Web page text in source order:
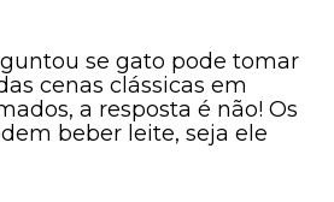
se gato pode tomar
cenas clássicas em
a resposta é não! Os
beber leite, seja ele